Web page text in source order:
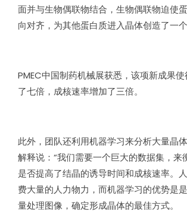
面并与生物偶联物结合，生物偶联物迫使
向对齐，为其他蛋白质进入晶体创造了一个
PMEC中国制药机械展获悉，该项新成果
了七倍，成核速率增加了三倍。
此外，团队还利用机器学习来分析大量晶
解释说：“我们需要一个巨大的数据集，来
是否提高了结晶的诱导时间和成核速率。
费大量的人力物力，而机器学习的优势是
量处理图像，确定形成晶体的最佳方式。